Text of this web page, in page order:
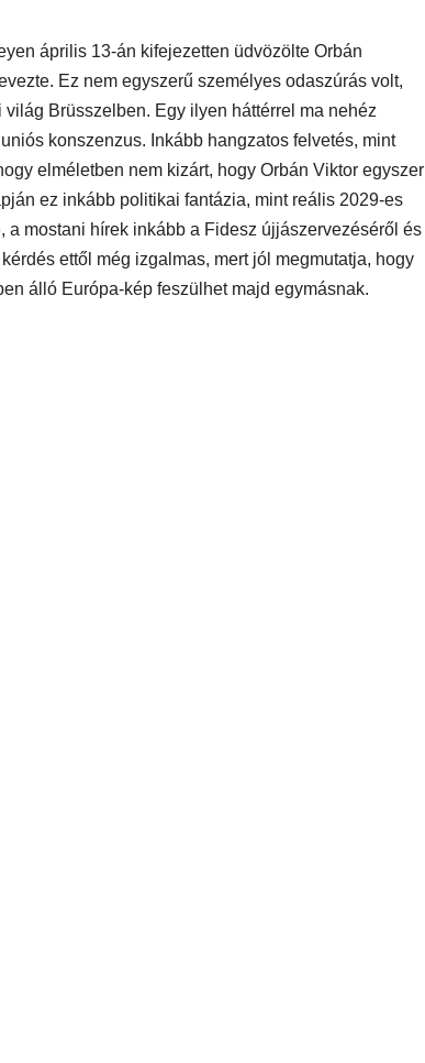
április 13-án kifejezetten üdvözölte Orbán
Ez nem egyszerű személyes odaszúrás volt,
Brüsszelben. Egy ilyen háttérrel ma nehéz
konszenzus. Inkább hangzatos felvetés, mint
elméletben nem kizárt, hogy Orbán Viktor egyszer
ez inkább politikai fantázia, mint reális 2029-es
mostani hírek inkább a Fidesz újjászervezéséről és
ettől még izgalmas, mert jól megmutatja, hogy
álló Európa-kép feszülhet majd egymásnak.